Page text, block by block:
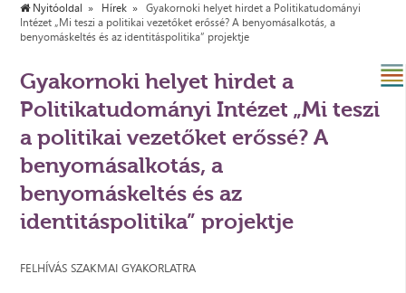
Nyitóoldal Hírek
Gyakornoki helyet hirdet a Politikatudományi
Intézet „Mi teszi a politikai vezetőket erőssé? A benyomásalkotás, a
benyomáskeltés és az identitáspolitika” projektje
Gyakornoki helyet hirdet a
Politikatudományi Intézet „Mi teszi
a politikai vezetőket erőssé? A
benyomásalkotás, a
benyomáskeltés és az
identitáspolitika” projektje
FELHÍVÁS SZAKMAI GYAKORLATRA